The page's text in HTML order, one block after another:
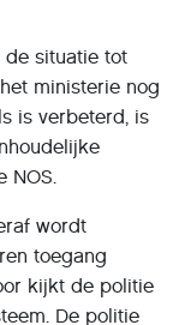
de situatie tot
ministerie nog
is verbeterd, is
NOS.
wordt
toegang
kijkt de politie
De politie